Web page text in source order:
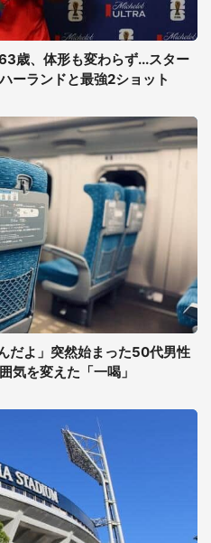
歳、体形も変わらず...スター
ーランドと最強2ショット
だよ」突然始まった50代男性
気を変えた「一喝」